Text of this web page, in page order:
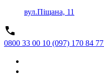
вул.Піщана, 11
0800 33 00 10 (097) 170 84 77